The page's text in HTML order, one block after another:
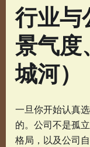
行业与
景气度
城河）
一旦你开始认真
的。公司不是孤
格局，以及公司